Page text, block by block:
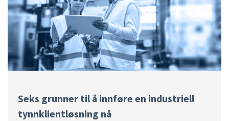
Seks grunner til å innføre en industriell
tynnklientløsning nå